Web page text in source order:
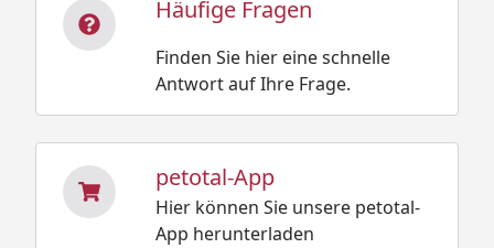
Häufige Fragen
Finden Sie hier eine schnelle
Antwort auf Ihre Frage.
petotal-App
Hier können Sie unsere petotal-
App herunterladen